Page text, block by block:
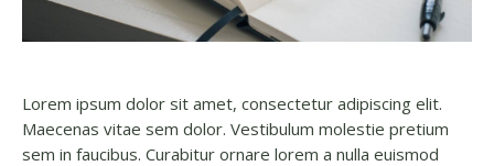
Lorem ipsum dolor sit amet, consectetur adipiscing elit.
Maecenas vitae sem dolor. Vestibulum molestie pretium
sem in faucibus. Curabitur ornare lorem a nulla euismod